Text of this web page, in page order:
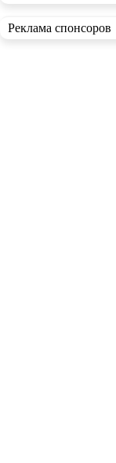
Реклама спонсоров